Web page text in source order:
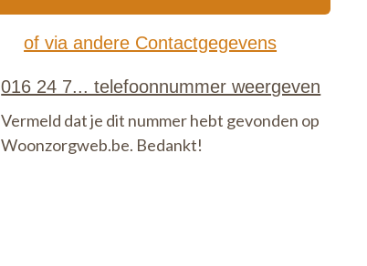
of via andere Contactgegevens
Vermeld dat je dit nummer hebt gevonden op
Woonzorgweb.be. Bedankt!